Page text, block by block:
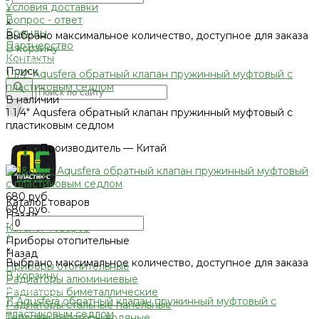
Условия доставки
Вопрос - ответ
Бренды
Партнерство
Контакты
Поиск
Каталог товаров
Назад
Каталог товаров
Приборы отопительные
Назад
Приборы отопительные
Радиаторы алюминиевые
Радиаторы биметаллические
Радиаторы стальные панельные
+
×
Выбрано максимальное количество, доступное для заказа
В корзину
Добавлено
1 1/4" Aqusfera обратный клапан пружинный муфтовый с
пластиковым седлом
В наличии
1 1/4" Aqusfera обратный клапан пружинный муфтовый с
пластиковым седлом
•Производитель — Китай
680 руб.
680 руб.
-
+
×
Выбрано максимальное количество, доступное для заказа
В корзину
Добавлено
1" Aqusfera обратный клапан пружинный муфтовый с
пластиковым седлом